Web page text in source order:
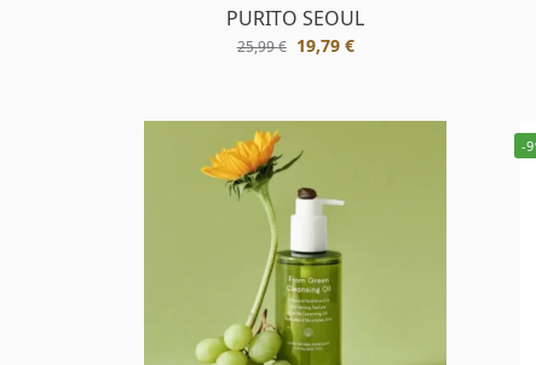
PURITO SEOUL
25,99€ 19,79 €
-